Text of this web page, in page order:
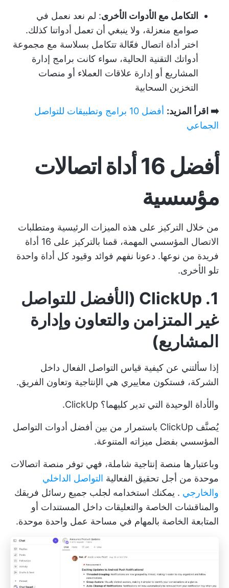
التكامل مع الأدوات الأخرى: لم نعد نعمل في
صوامع منعزلة، ولا ينبغي أن تعمل أدواتنا كذلك.
اختر أداة اتصال فعّالة تتكامل بسلاسة مع مجموعة
أدواتك التقنية الحالية، سواء كانت برامج إدارة
المشاريع أو إدارة علاقات العملاء أو منصات
التخزين السحابية
➡️ اقرأ المزيد:
أفضل 10 برامج وتطبيقات للتواصل
الجماعي
أفضل 16 أداة اتصالات
مؤسسية
من خلال التركيز على هذه الميزات الرئيسية ومتطلبات
الاتصال المؤسسي المهمة، قمنا بالتركيز على 16 أداة
فريدة من نوعها. دعونا نفهم فوائد وقيود كل أداة واحدة
تلو الأخرى.
1. ClickUp (الأفضل للتواصل
غير المتزامن والتعاون وإدارة
المشاريع)
إذا سألتني عن كيفية قياس التواصل الفعال داخل
الشركة، فستكون معاييري هي الإنتاجية وتعاون الفريق.
والأداة الوحيدة التي تدير كليهما؟ ClickUp.
يُصنَّف ClickUp باستمرار من بين أفضل أدوات التواصل
المؤسسي بفضل ميزاته المتنوعة.
وباعتبارها منصة إنتاجية شاملة، فهي توفر منصة اتصالات
موحدة من أجل تحقيق الفعالية التواصل الداخلي
والخارجي . يمكنك استخدامه لجلب جميع رسائل فريقك
والمناقشات الخاصة والتعليقات داخل المستندات أو
المتابعة الخاصة بالمهام في مساحة عمل واحدة موحدة.